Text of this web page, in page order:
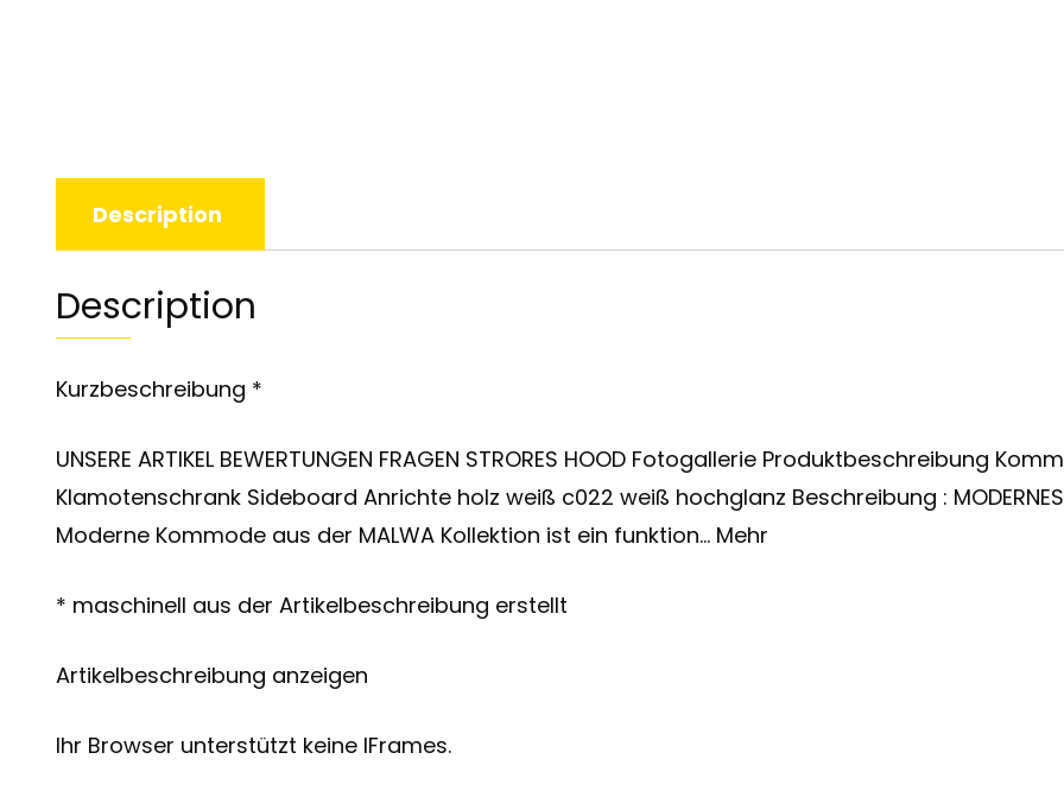
Description
Description
Kurzbeschreibung *
UNSERE ARTIKEL BEWERTUNGEN FRAGEN STRORES HOOD Fotogallerie Produktbeschreibung
Klamotenschrank Sideboard Anrichte holz weiß c022 weiß hochglanz Beschreibung :
Moderne Kommode aus der MALWA Kollektion ist ein funktion… Mehr
* maschinell aus der Artikelbeschreibung erstellt
Artikelbeschreibung anzeigen
Ihr Browser unterstützt keine IFrames.